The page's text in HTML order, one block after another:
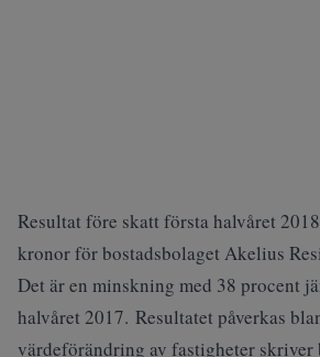
Resultat före skatt första halvåret
kronor för bostadsbolaget Akelius
Det är en minskning med 38 procent
halvåret 2017. Resultatet påverkas
värdeförändring av fastigheter skriver